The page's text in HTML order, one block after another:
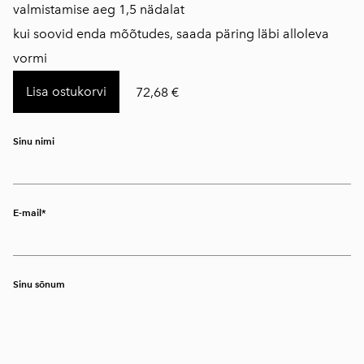
​valmistamise aeg 1,5 nädalat
kui soovid enda mõõtudes, saada päring läbi alloleva
vormi
Lisa ostukorvi 72,68 €
Sinu nimi
E-mail
Sinu sõnum